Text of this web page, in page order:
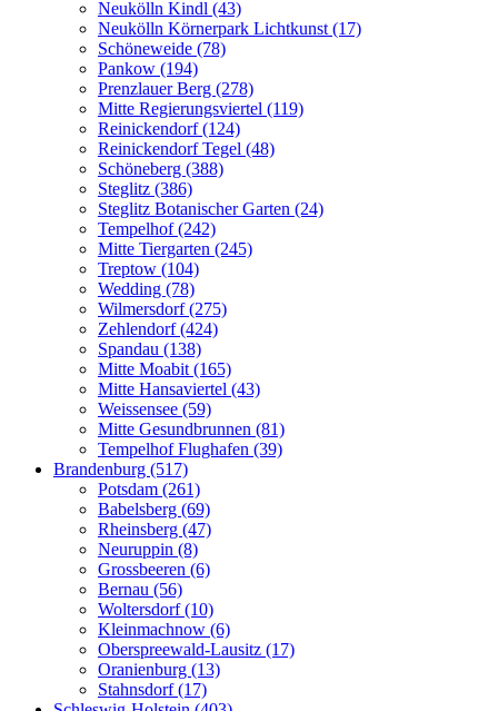
Neukölln Kindl (43)
Neukölln Körnerpark Lichtkunst (17)
Schöneweide (78)
Pankow (194)
Prenzlauer Berg (278)
Mitte Regierungsviertel (119)
Reinickendorf (124)
Reinickendorf Tegel (48)
Schöneberg (388)
Steglitz (386)
Steglitz Botanischer Garten (24)
Tempelhof (242)
Mitte Tiergarten (245)
Treptow (104)
Wedding (78)
Wilmersdorf (275)
Zehlendorf (424)
Spandau (138)
Mitte Moabit (165)
Mitte Hansaviertel (43)
Weissensee (59)
Mitte Gesundbrunnen (81)
Tempelhof Flughafen (39)
Brandenburg (517)
Potsdam (261)
Babelsberg (69)
Rheinsberg (47)
Neuruppin (8)
Grossbeeren (6)
Bernau (56)
Woltersdorf (10)
Kleinmachnow (6)
Oberspreewald-Lausitz (17)
Oranienburg (13)
Stahnsdorf (17)